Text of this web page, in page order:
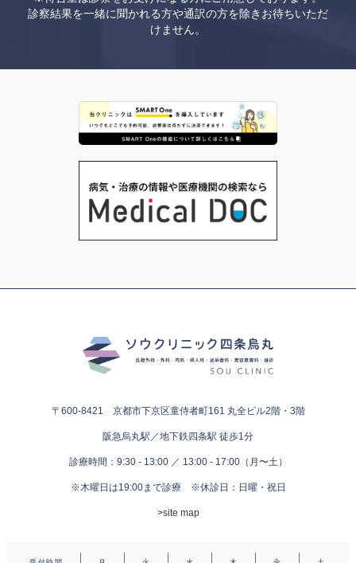
診察結果を一緒に聞かれる方や通訳の方を除きお待ちいただ
けません。
〒600-8421 京都市下京区童侍者町161 丸全ビル2階・3階
阪急烏丸駅／地下鉄四条駅 徒歩1分
診療時間：9:30 - 13:00 ／ 13:00 - 17:00（月〜土）
※木曜日は19:00まで診療 ※休診日：日曜・祝日
>site map